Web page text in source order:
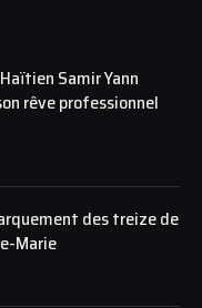
Samir Yann
rêve professionnel
des treize de
Marie